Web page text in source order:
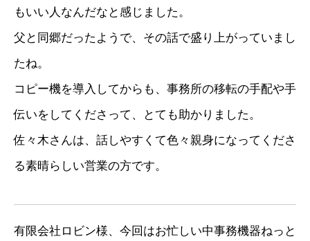
もいい人なんだなと感じました。
父と同郷だったようで、その話で盛り上がっていまし
たね。
コピー機を導入してからも、事務所の移転の手配や手
伝いをしてくださって、とても助かりました。
佐々木さんは、話しやすくて色々親身になってくださ
る素晴らしい営業の方です。
有限会社ロビン様、今回はお忙しい中事務機器ねっと